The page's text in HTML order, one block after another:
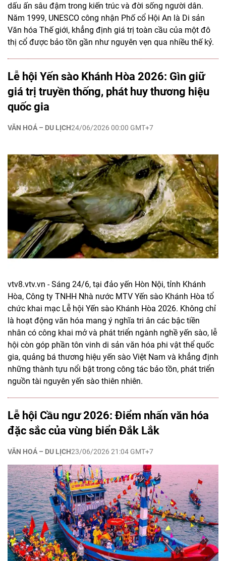
dấu ấn sâu đậm trong kiến trúc và đời sống người dân.
Năm 1999, UNESCO công nhận Phố cổ Hội An là Di sản
Văn hóa Thế giới, khẳng định giá trị toàn cầu của một đô
thị cổ được bảo tồn gần như nguyên vẹn qua nhiều thế kỷ.
Lễ hội Yến sào Khánh Hòa 2026: Gìn giữ
giá trị truyền thống, phát huy thương hiệu
quốc gia
VĂN HOÁ – DU LỊCH24/06/2026 00:00 GMT+7
vtv8.vtv.vn - Sáng 24/6, tại đảo yến Hòn Nội, tỉnh Khánh
Hòa, Công ty TNHH Nhà nước MTV Yến sào Khánh Hòa tổ
chức khai mạc Lễ hội Yến sào Khánh Hòa 2026. Không chỉ
là hoạt động văn hóa mang ý nghĩa tri ân các bậc tiền
nhân có công khai mở và phát triển ngành nghề yến sào, lễ
hội còn góp phần tôn vinh di sản văn hóa phi vật thể quốc
gia, quảng bá thương hiệu yến sào Việt Nam và khẳng định
những thành tựu nổi bật trong công tác bảo tồn, phát triển
nguồn tài nguyên yến sào thiên nhiên.
Lễ hội Cầu ngư 2026: Điểm nhấn văn hóa
đặc sắc của vùng biển Đắk Lắk
VĂN HOÁ – DU LỊCH23/06/2026 21:04 GMT+7